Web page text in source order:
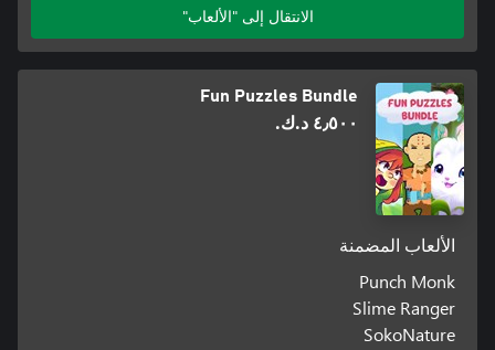
الانتقال إلى "الألعاب"
Fun Puzzles Bundle
٤٫٥٠٠ د.ك.‏
الألعاب المضمنة
Punch Monk
Slime Ranger
SokoNature